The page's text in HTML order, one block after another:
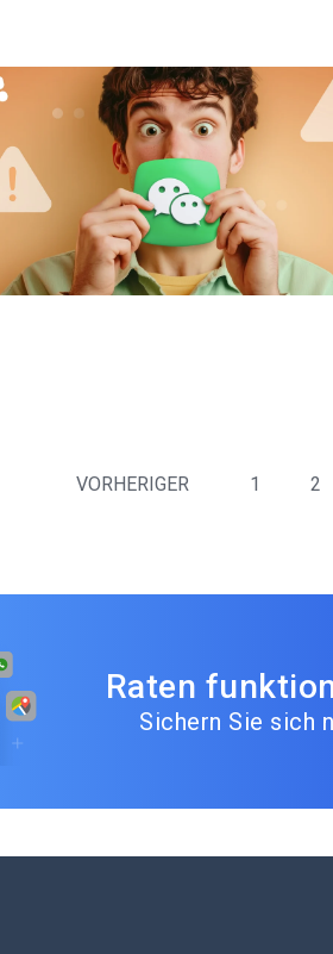
VORHERIGER 1 2
Raten
Sichern Sie sich